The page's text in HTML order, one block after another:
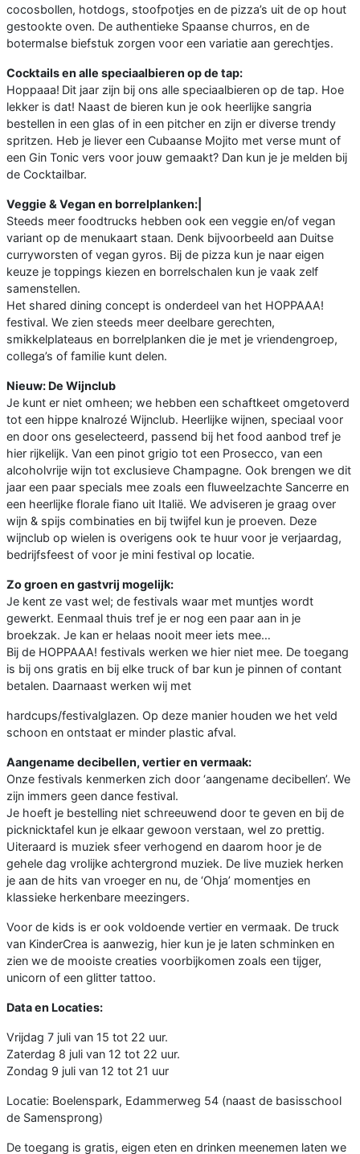
cocosbollen, hotdogs, stoofpotjes en de pizza’s uit de op hout
gestookte oven. De authentieke Spaanse churros, en de
botermalse biefstuk zorgen voor een variatie aan gerechtjes.
Cocktails en alle speciaalbieren op de tap:
Hoppaaa! Dit jaar zijn bij ons alle speciaalbieren op de tap. Hoe
lekker is dat! Naast de bieren kun je ook heerlijke sangria
bestellen in een glas of in een pitcher en zijn er diverse trendy
spritzen. Heb je liever een Cubaanse Mojito met verse munt of
een Gin Tonic vers voor jouw gemaakt? Dan kun je je melden bij
de Cocktailbar.
Veggie & Vegan en borrelplanken:|
Steeds meer foodtrucks hebben ook een veggie en/of vegan
variant op de menukaart staan. Denk bijvoorbeeld aan Duitse
curryworsten of vegan gyros. Bij de pizza kun je naar eigen
keuze je toppings kiezen en borrelschalen kun je vaak zelf
samenstellen.
Het shared dining concept is onderdeel van het HOPPAAA!
festival. We zien steeds meer deelbare gerechten,
smikkelplateaus en borrelplanken die je met je vriendengroep,
collega’s of familie kunt delen.
Nieuw: De Wijnclub
Je kunt er niet omheen; we hebben een schaftkeet omgetoverd
tot een hippe knalrozé Wijnclub. Heerlijke wijnen, speciaal voor
en door ons geselecteerd, passend bij het food aanbod tref je
hier rijkelijk. Van een pinot grigio tot een Prosecco, van een
alcoholvrije wijn tot exclusieve Champagne. Ook brengen we dit
jaar een paar specials mee zoals een fluweelzachte Sancerre en
een heerlijke florale fiano uit Italië. We adviseren je graag over
wijn & spijs combinaties en bij twijfel kun je proeven. Deze
wijnclub op wielen is overigens ook te huur voor je verjaardag,
bedrijfsfeest of voor je mini festival op locatie.
Zo groen en gastvrij mogelijk:
Je kent ze vast wel; de festivals waar met muntjes wordt
gewerkt. Eenmaal thuis tref je er nog een paar aan in je
broekzak. Je kan er helaas nooit meer iets mee…
Bij de HOPPAAA! festivals werken we hier niet mee. De toegang
is bij ons gratis en bij elke truck of bar kun je pinnen of contant
betalen. Daarnaast werken wij met
hardcups/festivalglazen. Op deze manier houden we het veld
schoon en ontstaat er minder plastic afval.
Aangename decibellen, vertier en vermaak:
Onze festivals kenmerken zich door ‘aangename decibellen’. We
zijn immers geen dance festival.
Je hoeft je bestelling niet schreeuwend door te geven en bij de
picknicktafel kun je elkaar gewoon verstaan, wel zo prettig.
Uiteraard is muziek sfeer verhogend en daarom hoor je de
gehele dag vrolijke achtergrond muziek. De live muziek herken
je aan de hits van vroeger en nu, de ‘Ohja’ momentjes en
klassieke herkenbare meezingers.
Voor de kids is er ook voldoende vertier en vermaak. De truck
van KinderCrea is aanwezig, hier kun je je laten schminken en
zien we de mooiste creaties voorbijkomen zoals een tijger,
unicorn of een glitter tattoo.
Data en Locaties:
Vrijdag 7 juli van 15 tot 22 uur.
Zaterdag 8 juli van 12 tot 22 uur.
Zondag 9 juli van 12 tot 21 uur
Locatie: Boelenspark, Edammerweg 54 (naast de basisschool
de Samensprong)
De toegang is gratis, eigen eten en drinken meenemen laten we